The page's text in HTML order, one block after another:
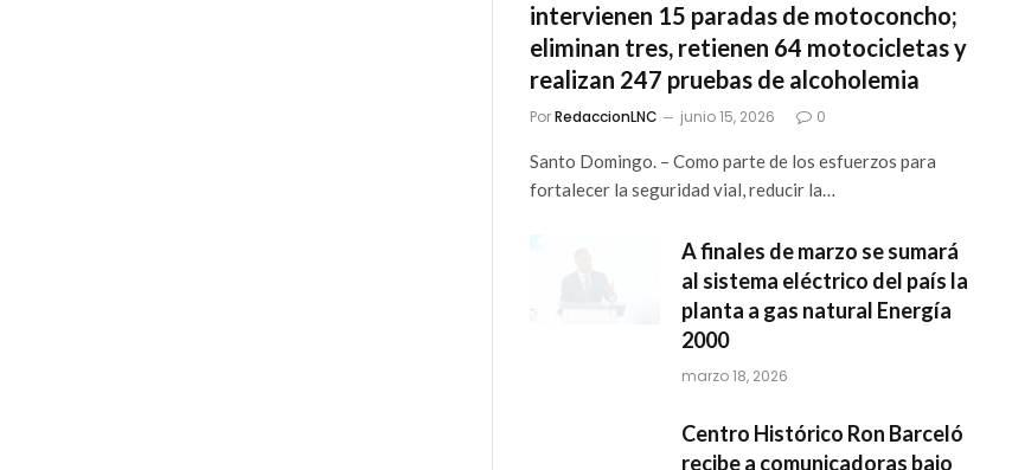
intervienen 15 paradas de motoconcho;
eliminan tres, retienen 64 motocicletas y
realizan 247 pruebas de alcoholemia
PorRedaccionLNC junio 15, 2026 0
Santo Domingo. – Como parte de los esfuerzos para
fortalecer la seguridad vial, reducir la…
A finales de marzo se sumará
al sistema eléctrico del país la
planta a gas natural Energía
2000
marzo 18, 2026
Centro Histórico Ron Barceló
recibe a comunicadoras bajo